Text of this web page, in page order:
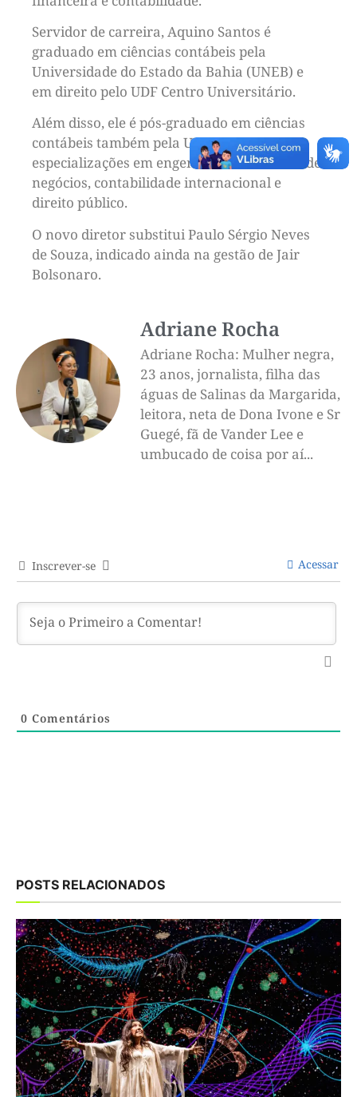
Servidor de carreira, Aquino Santos é
graduado em ciências contábeis pela
Universidade do Estado da Bahia (UNEB) e
em direito pelo UDF Centro Universitário.
Além disso, ele é pós-graduado em ciências
contábeis também pela UNEB e tem
especializações em engenharia econômica de
negócios, contabilidade internacional e
direito público.
O novo diretor substitui Paulo Sérgio Neves
de Souza, indicado ainda na gestão de Jair
Bolsonaro.
Adriane Rocha
Adriane Rocha: Mulher negra,
23 anos, jornalista, filha das
águas de Salinas da Margarida,
leitora, neta de Dona Ivone e Sr
Guegé, fã de Vander Lee e
umbucado de coisa por aí...
Inscrever-se Acessar
0 Comentários
POSTS RELACIONADOS